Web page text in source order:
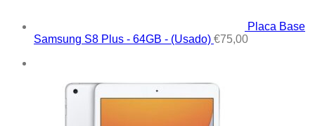
Placa Base
Samsung S8 Plus - 64GB - (Usado) €75,00